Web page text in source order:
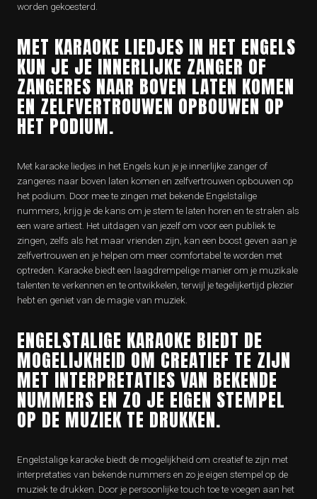
worden gekoesterd.
MET KARAOKE LIEDJES IN HET ENGELS
KUN JE JE INNERLIJKE ZANGER OF
ZANGERES NAAR BOVEN LATEN KOMEN
EN ZELFVERTROUWEN OPBOUWEN OP
HET PODIUM.
Met karaoke liedjes in het Engels kun je je innerlijke zanger of
zangeres naar boven laten komen en zelfvertrouwen opbouwen op
het podium. Door mee te zingen met bekende Engelstalige
nummers, krijg je de kans om je stem te laten horen en te stralen als
een ware artiest. Het uitdagen van jezelf om voor een publiek te
zingen, zelfs als het maar vrienden zijn, kan een boost geven aan je
zelfvertrouwen en je helpen om meer comfortabel te worden met
optreden. Karaoke biedt een laagdrempelige manier om je muzikale
talenten te verkennen en te ontwikkelen, terwijl je tegelijkertijd plezier
hebt en geniet van de magie van muziek.
ENGELSTALIGE KARAOKE BIEDT DE
MOGELIJKHEID OM CREATIEF TE ZIJN
MET INTERPRETATIES VAN BEKENDE
NUMMERS EN ZO JE EIGEN STEMPEL
OP DE MUZIEK TE DRUKKEN.
Engelstalige karaoke biedt de mogelijkheid om creatief te zijn met
interpretaties van bekende nummers en zo je eigen stempel op de
muziek te drukken. Door je persoonlijke touch toe te voegen aan het